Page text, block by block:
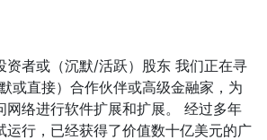
资者或（沉默/活跃）股东 我们正在寻
或直接）合作伙伴或高级金融家，为
网络进行软件扩展和扩展。 经过多年
运行，已经获得了价值数十亿美元的广